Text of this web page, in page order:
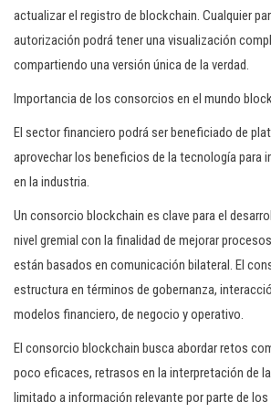
actualizar el registro de blockchain. Cualquier
autorización podrá tener una visualización
compartiendo una versión única de la verdad.
Importancia de los consorcios en el mundo
El sector financiero podrá ser beneficiado de
aprovechar los beneficios de la tecnología para
en la industria.
Un consorcio blockchain es clave para el
nivel gremial con la finalidad de mejorar
están basados en comunicación bilateral. El
estructura en términos de gobernanza,
modelos financiero, de negocio y operativo.
El consorcio blockchain busca abordar retos
poco eficaces, retrasos en la interpretación de
limitado a información relevante por parte de